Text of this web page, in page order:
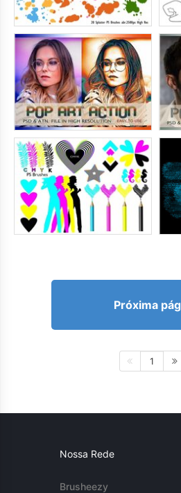
Próxima
1
Nossa Rede
Brusheezy